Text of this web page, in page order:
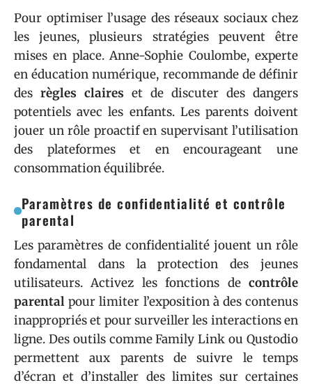
Pour optimiser l’usage des réseaux sociaux chez
les jeunes, plusieurs stratégies peuvent être
mises en place. Anne-Sophie Coulombe, experte
en éducation numérique, recommande de définir
des règles claires et de discuter des dangers
potentiels avec les enfants. Les parents doivent
jouer un rôle proactif en supervisant l’utilisation
des plateformes et en encourageant une
consommation équilibrée.
Paramètres de confidentialité et contrôle
parental
Les paramètres de confidentialité jouent un rôle
fondamental dans la protection des jeunes
utilisateurs. Activez les fonctions de contrôle
parental pour limiter l’exposition à des contenus
inappropriés et pour surveiller les interactions en
ligne. Des outils comme Family Link ou Qustodio
permettent aux parents de suivre le temps
d’écran et d’installer des limites sur certaines